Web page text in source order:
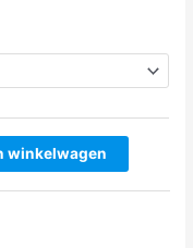
winkelwagen